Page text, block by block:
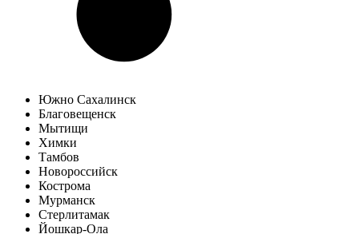
Южно Сахалинск
Благовещенск
Мытищи
Химки
Тамбов
Новороссийск
Кострома
Мурманск
Стерлитамак
Йошкар-Ола